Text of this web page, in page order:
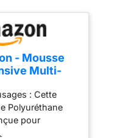
- Mousse
Multi-
Blanche –
pour
calage et
: Cette
Polyuréthane
pour